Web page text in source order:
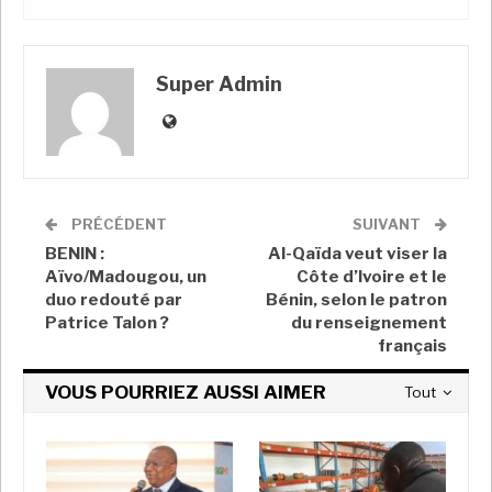
Le pape François prié de manger moins de pâtes
A LIRE AUSSI
Le pape François compte venir en RDC et au
Un grand cardinal africain au Vatican offre
brusquement sa…
Super Admin Déc 18, 2021
Mali : libération de l’otage colombienne sœur
Gloria Cecilia…
Super Admin Oct 10, 2021
Super Admin
PRÉCÉDENT
BENIN :
Aïvo/Madougou, un
duo redouté par
Patrice Talon ?
SUIVANT
Al-Qaïda veut viser la
Côte d’Ivoire et le
Bénin, selon le patron
du renseignement
français
Tout
VOUS POURRIEZ AUSSI AIMER